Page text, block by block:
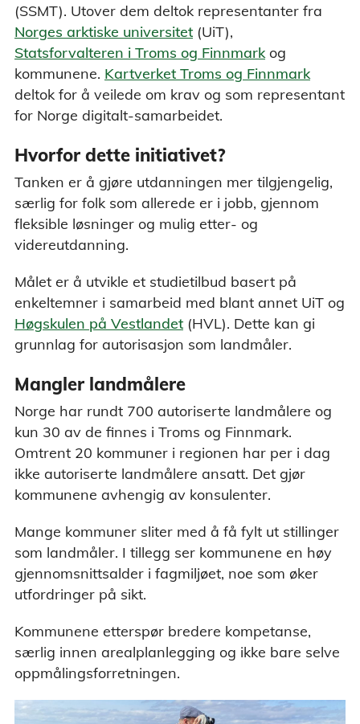
(SSMT). Utover dem deltok representanter fra
Norges arktiske universitet (UiT),
Statsforvalteren i Troms og Finnmark og
kommunene. Kartverket Troms og Finnmark
deltok for å veilede om krav og som representant
for Norge digitalt-samarbeidet.
Hvorfor dette initiativet?
Tanken er å gjøre utdanningen mer tilgjengelig,
særlig for folk som allerede er i jobb, gjennom
fleksible løsninger og mulig etter- og
videreutdanning.
Målet er å utvikle et studietilbud basert på
enkeltemner i samarbeid med blant annet UiT og
Høgskulen på Vestlandet (HVL). Dette kan gi
grunnlag for autorisasjon som landmåler.
Mangler landmålere
Norge har rundt 700 autoriserte landmålere og
kun 30 av de finnes i Troms og Finnmark.
Omtrent 20 kommuner i regionen har per i dag
ikke autoriserte landmålere ansatt. Det gjør
kommunene avhengig av konsulenter.
Mange kommuner sliter med å få fylt ut stillinger
som landmåler. I tillegg ser kommunene en høy
gjennomsnittsalder i fagmiljøet, noe som øker
utfordringer på sikt.
Kommunene etterspør bredere kompetanse,
særlig innen arealplanlegging og ikke bare selve
oppmålingsforretningen.